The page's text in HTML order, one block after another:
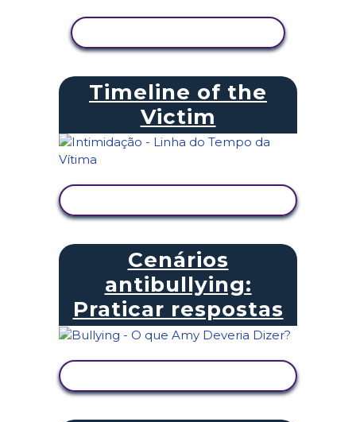
Timeline of the
Victim
Cenários
antibullying:
Praticar respostas